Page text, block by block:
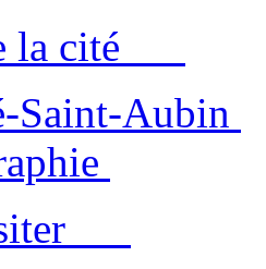
la cité
Saint-Aubin